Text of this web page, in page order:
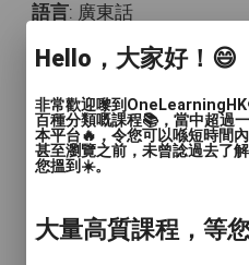
語言: 廣東話
人數 : 多於4人
教學模式: 面授
時間: 60分鐘
服務地區: 九龍城區, 黃大
Hello，大家好！😄
非常歡迎嚟到
百種分類嘅課程📚，當中超過
本平台🔥，令您可以喺短時間
甚至瀏覽之前，未曾諗過去了
您搵到☀️。
大量高質課程，等